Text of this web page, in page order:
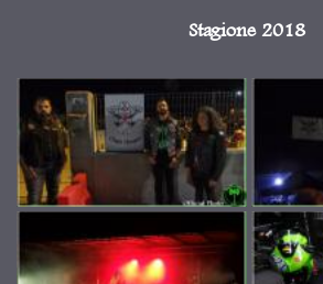
Stagione 2018